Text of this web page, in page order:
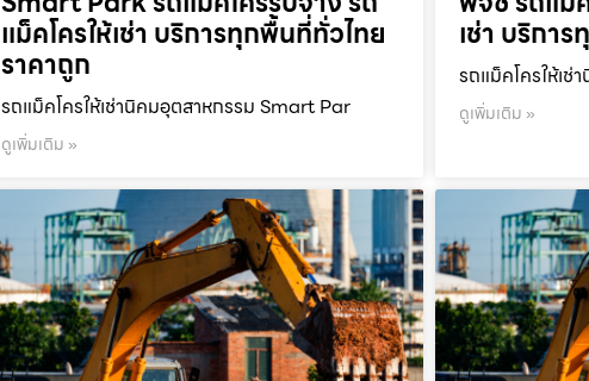
แม็คโครให้เช่า บริการทุกพื้นที่ทั่วไทย
ราคาถูก
รถแม็คโครให้เช่านิคมอุตสาหกรรม Smart Par
ดูเพิ่มเติม »
เช่า บริกา
รถแม็คโครให้เ
ดูเพิ่มเติม »